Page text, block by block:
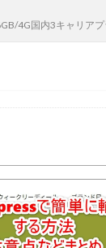
4G国内3キャリア